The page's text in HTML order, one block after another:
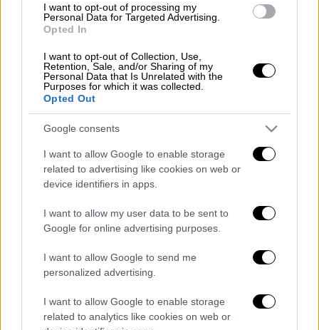
I want to opt-out of processing my
Personal Data for Targeted Advertising.
Opted In
I want to opt-out of Collection, Use,
Retention, Sale, and/or Sharing of my
Personal Data that Is Unrelated with the
Purposes for which it was collected.
Opted Out
Google consents
I want to allow Google to enable storage
related to advertising like cookies on web or
device identifiers in apps.
I want to allow my user data to be sent to
Google for online advertising purposes.
I want to allow Google to send me
personalized advertising.
I want to allow Google to enable storage
related to analytics like cookies on web or
Μετά το League Cup σήκωσε και το
FA Cup με νίκη επί της Τσέλσι
Το Δημοτικό Γήπεδο Σερρών είχε
επιβαρυνθεί σημαντικά από την ποσότητα
αγωνιστικός χώρος να μην είναι κατάλληλος
για τη διεξαγωγή του αγώνα. Περίπου 15
σέντρα στις 19:00, ο διαιτητής Πολυχρόνης
βγήκε στον αγωνιστικό χώρο για τον
καθιερωμένο έλεγχο. Δοκίμασε την μπάλα σε
διάφορα σημεία του γηπέδου, όμως αυτή δεν
προβλέπεται από τον κανονισμό. Με βάση
την κατάσταση του τερέν, αποφάσισε την